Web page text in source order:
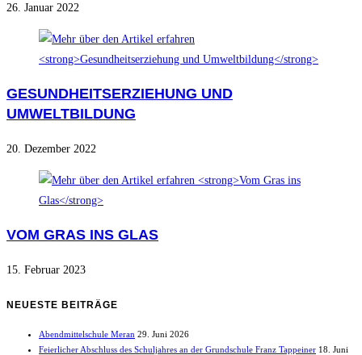
26. Januar 2022
GESUNDHEITSERZIEHUNG UND
UMWELTBILDUNG
20. Dezember 2022
VOM GRAS INS GLAS
15. Februar 2023
NEUESTE BEITRÄGE
Abendmittelschule Meran 29. Juni 2026
Feierlicher Abschluss des Schuljahres an der Grundschule Franz Tappeiner 18. Juni